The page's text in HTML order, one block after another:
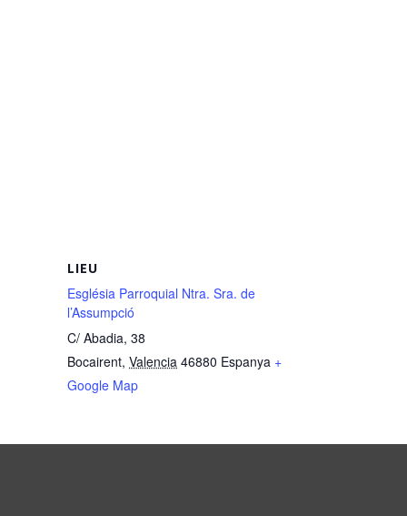
LIEU
Església Parroquial Ntra. Sra. de
l’Assumpció
C/ Abadia, 38
Bocairent, Valencia 46880 Espanya +
Google Map